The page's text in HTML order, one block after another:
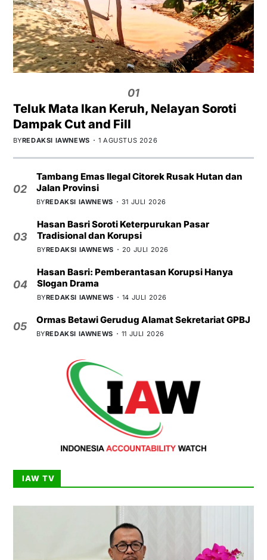
01
Teluk Mata Ikan Keruh, Nelayan Soroti
Dampak Cut and Fill
BYREDAKSI IAWNEWS 1 AGUSTUS 2026
02
Tambang Emas Ilegal Citorek Rusak Hutan dan
Jalan Provinsi
BYREDAKSI IAWNEWS 31 JULI 2026
03
Hasan Basri Soroti Keterpurukan Pasar
Tradisional dan Korupsi
BYREDAKSI IAWNEWS 20 JULI 2026
04
Hasan Basri: Pemberantasan Korupsi Hanya
Slogan Drama
BYREDAKSI IAWNEWS 14 JULI 2026
05
Ormas Betawi Gerudug Alamat Sekretariat GPBJ
BYREDAKSI IAWNEWS 11 JULI 2026
IAW TV